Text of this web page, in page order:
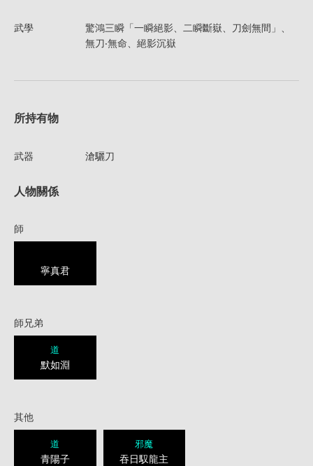
武學
驚鴻三瞬「一瞬絕影、二瞬斷嶽、刀劍無間」、
無刀‧無命、絕影沉嶽
所持有物
武器 滄驪刀
人物關係
師
寧真君
師兄弟
道
默如淵
其他
道
青陽子
邪魔
吞日馭龍主